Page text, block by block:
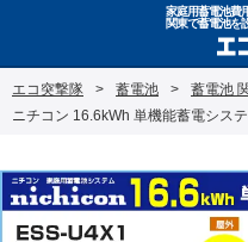
家庭用蓄電池費
関東で蓄電池を
エコ突撃隊 > 蓄電池 > 蓄電池
ニチコン 16.6kWh 単機能蓄電シス